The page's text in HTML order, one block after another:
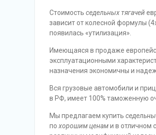
Стоимость седельных тягачей
зависит от колесной формулы
появилась «утилизация».
Имеющаяся в продаже
эксплуатационными
назначения экономичны и
Вся грузовые автомобили и
в РФ, имеет 100% таможенную
Мы предлагаем купить
по хорошим ценами в отличном